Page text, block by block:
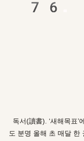
76.
독서(讀書). ‘새해목표
도 분명 올해 초 매달 한